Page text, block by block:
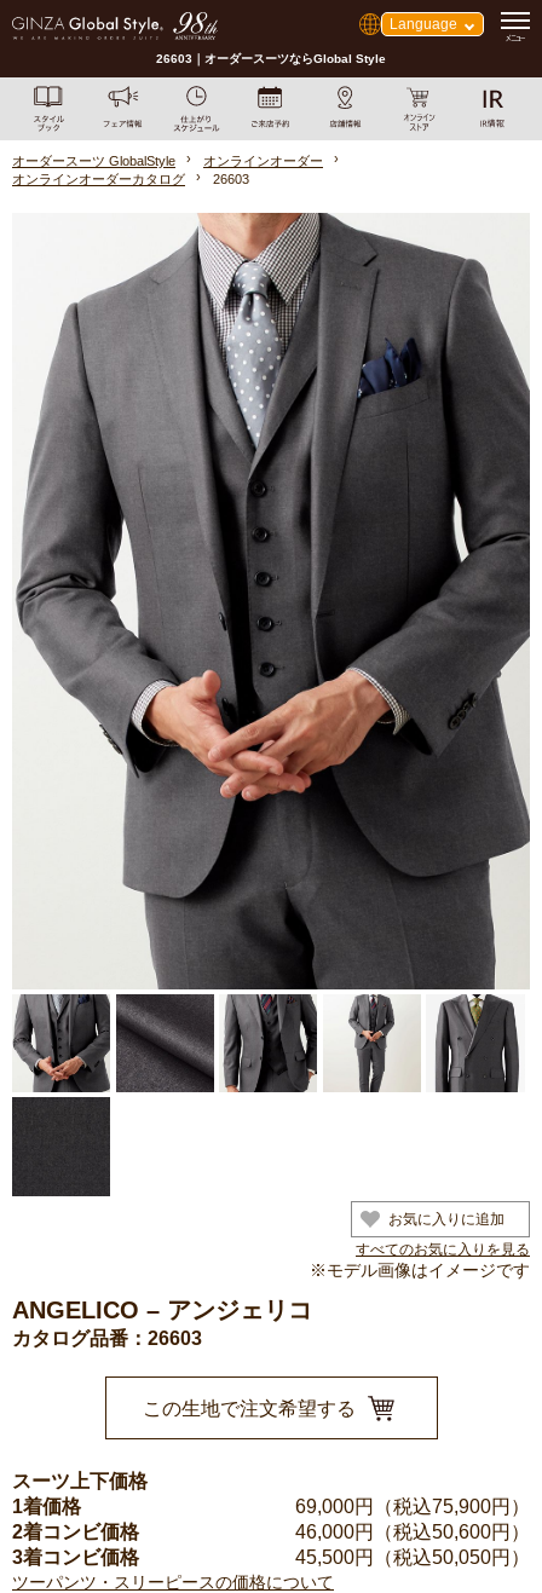
Language
26603｜オーダースーツならGlobal Style
オーダースーツ GlobalStyle
オンラインオーダー
オンラインオーダーカタログ
26603
お気に入りに追加
すべてのお気に入りを見る
※モデル画像はイメージです
ANGELICO – アンジェリコ
カタログ品番：26603
この生地で注文希望する
スーツ上下価格
1着価格
69,000円（税込75,900円）
2着コンビ価格
46,000円（税込50,600円）
3着コンビ価格
45,500円（税込50,050円）
ツーパンツ・スリーピースの価格について